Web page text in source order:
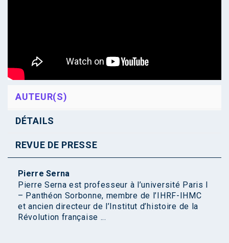
AUTEUR(S)
DÉTAILS
REVUE DE PRESSE
Pierre Serna
Pierre Serna est professeur à l’université Paris I
– Panthéon Sorbonne, membre de l’IHRF-IHMC
et ancien directeur de l’Institut d’histoire de la
Révolution française ...